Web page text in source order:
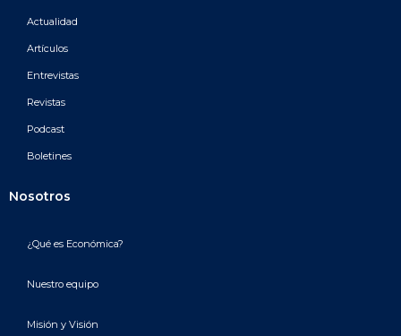
Actualidad
Artículos
Entrevistas
Revistas
Podcast
Boletines
Nosotros
¿Qué es Económica?
Nuestro equipo
Misión y Visión